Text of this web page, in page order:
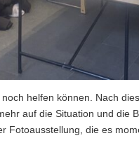
helfen können. Nach
auf die Situation und die
Fotoausstellung, die es